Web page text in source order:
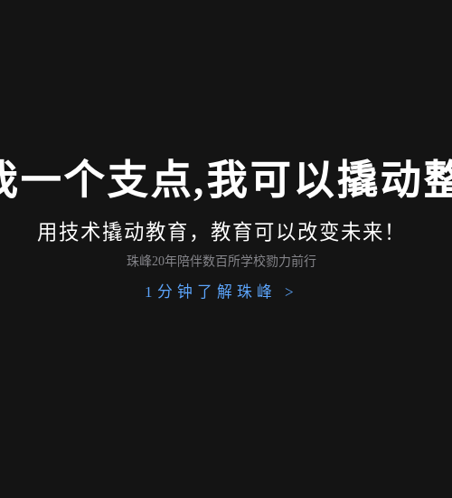
一个支点,我可以撬动
用技术撬动教育，教育可以改变未来！
珠峰20年陪伴数百所学校勠力前行
1分钟了解珠峰 >